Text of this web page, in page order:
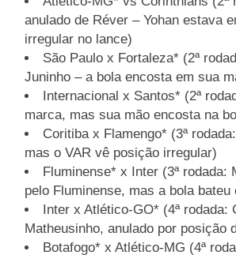
anulado de Réver – Yohan estava
irregular no lance)
São Paulo x Fortaleza* (2ª
Juninho – a bola encosta em sua
Internacional x Santos* (2ª
marca, mas sua mão encosta na
Coritiba x Flamengo* (3ª
mas o VAR vê posição irregular)
Fluminense* x Inter (3ª rodada:
pelo Fluminense, mas a bola bateu
Inter x Atlético-GO* (4ª rodada:
Matheusinho, anulado por posição
Botafogo* x Atlético-MG (4ª